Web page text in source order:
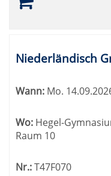
Niederländisch
Wann: Mo.
Wo: Hegel-
Raum 10
Nr.:T47F070